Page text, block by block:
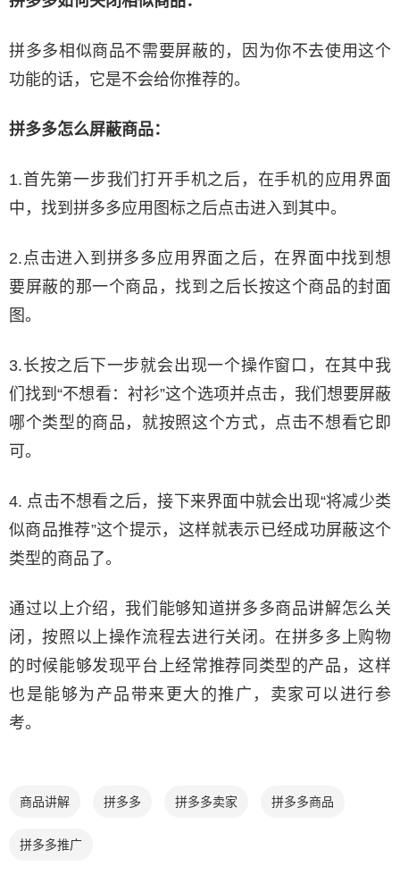
拼多多相似商品不需要屏蔽的，因为你不去使用这个
功能的话，它是不会给你推荐的。
拼多多怎么屏蔽商品：
1.首先第一步我们打开手机之后，在手机的应用界面
中，找到拼多多应用图标之后点击进入到其中。
2.点击进入到拼多多应用界面之后，在界面中找到想
要屏蔽的那一个商品，找到之后长按这个商品的封面
图。
3.长按之后下一步就会出现一个操作窗口，在其中我
们找到“不想看：衬衫”这个选项并点击，我们想要屏蔽
哪个类型的商品，就按照这个方式，点击不想看它即
可。
4. 点击不想看之后，接下来界面中就会出现“将减少类
似商品推荐”这个提示，这样就表示已经成功屏蔽这个
类型的商品了。
通过以上介绍，我们能够知道拼多多商品讲解怎么关
闭，按照以上操作流程去进行关闭。在拼多多上购物
的时候能够发现平台上经常推荐同类型的产品，这样
也是能够为产品带来更大的推广，卖家可以进行参
考。
商品讲解 拼多多 拼多多卖家 拼多多商品
拼多多推广